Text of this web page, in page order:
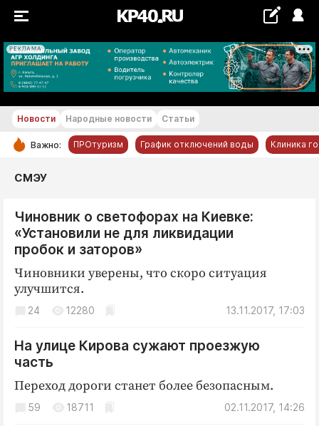
РЕКЛАМА
+16...+17 °С
РУБРИКИ
Новости компаний
Статьи
Авто и транспорт
Благоустройство
Культура
Недвижимость и ЖКХ
Образование
Общество
Новости Народные новости Статьи
Важно: ПРОтуризм График отключений воды Клиника
СМЭУ
Чиновник о светофорах на Киевке:
«Установили не для ликвидации
пробок и заторов»
Чиновники уверены, что скоро ситуация
улучшится.
13.11.2017, 17:03
24 12280
На улице Кирова сужают проезжую
часть
Переход дороги станет более безопасным.
02.11.2017, 14:26
59 18711